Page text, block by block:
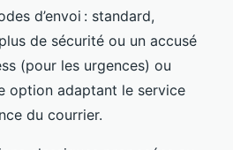
d’envoi : standard,
de sécurité ou un accusé
(pour les urgences) ou
option adaptant le service
du courrier.